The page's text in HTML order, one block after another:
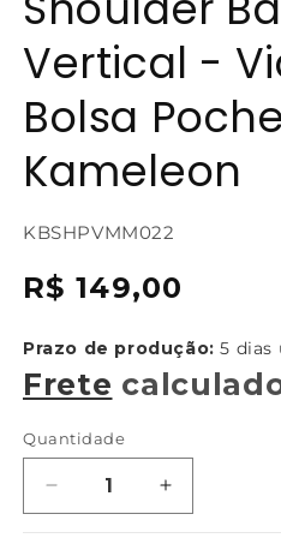
Vertical -
Bolsa
Kameleon
SKU:
sku
KBSHPVMM022
Preço
R$ 149,00
Prazo de produção: 5 dias
Frete
Quantidade
Diminuir
a
Aumentar
a